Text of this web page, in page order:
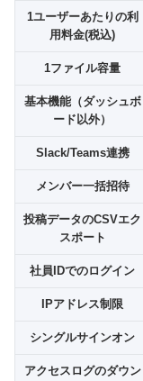
1ユーザーあたりの利
用料金(税込)
1ファイル容量
基本機能（ダッシュボ
ード以外）
Slack/Teams連携
メンバー一括招待
投稿データのCSVエク
スポート
社員IDでのログイン
IPアドレス制限
シングルサインオン
アクセスログのダウン